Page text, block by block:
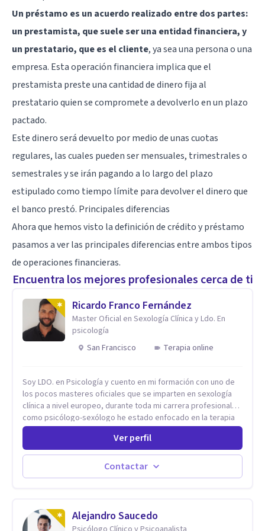
Un préstamo es un acuerdo realizado entre dos partes:
un prestamista, que suele ser una entidad financiera, y
un prestatario, que es el cliente, ya sea una persona o una
empresa. Esta operación financiera implica que el
prestamista preste una cantidad de dinero fija al
prestatario quien se compromete a devolverlo en un plazo
pactado.
Este dinero será devuelto por medio de unas cuotas
regulares, las cuales pueden ser mensuales, trimestrales o
semestrales y se irán pagando a lo largo del plazo
estipulado como tiempo límite para devolver el dinero que
el banco prestó. Principales diferencias
Ahora que hemos visto la definición de crédito y préstamo
pasamos a ver las principales diferencias entre ambos tipos
de operaciones financieras.
Encuentra los mejores profesionales cerca de ti
Ricardo Franco Fernández
Master Oficial en Sexología Clínica y Ldo. En
psicología
San Francisco
Terapia online
Soy LDO. en Psicología y cuento en mi formación con uno de
los pocos masteres oficiales que se imparten en sexología
clínica a nivel europeo, durante toda mi carrera profesional
como psicólogo-sexólogo he estado enfocado en la terapia
sexual desde una perspectiva multidisciplinar BIO-PSICO-
SOCIAL ya que aunque las bases de mi trabajo son
psicológicas, si no se tienen en consideración otros factores
la terapia puede no funcionar al tener una visión demasiado
simplista, excluyendo de antemano otros factores que
como algo particular e intentando adaptarme a tu situación
personal concreta. En especial mi ámbito de trabajo es la
Ver perfil
Contactar
Alejandro Saucedo